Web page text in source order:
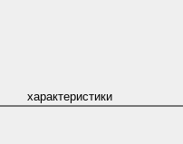
характеристики